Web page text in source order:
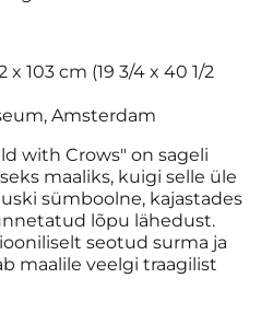
x 103 cm (19 3/4 x 40 1/2
Amsterdam
with Crows" on sageli
maaliks, kuigi selle üle
sümboolne, kajastades
lõpu lähedust.
seotud surma ja
maalile veelgi traagilist